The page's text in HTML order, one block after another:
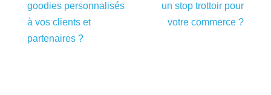
goodies personnalisés
à vos clients et
partenaires ?
un stop trottoir pour
votre commerce ?